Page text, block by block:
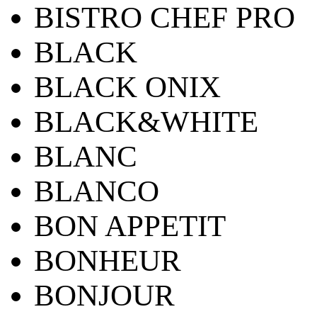
BISTRO CHEF PRO
BLACK
BLACK ONIX
BLACK&WHITE
BLANC
BLANCO
BON APPETIT
BONHEUR
BONJOUR